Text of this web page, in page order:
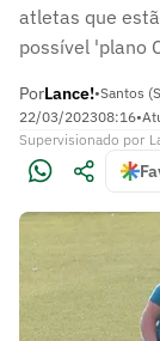
atletas que
possível 'plano
PorLance!•Santos
22/03/202308:16•
Supervisionado por